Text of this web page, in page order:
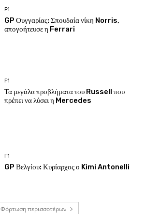
F1
GP Ουγγαρίας: Σπουδαία νίκη Norris,
απογοήτευσε η Ferrari
F1
Τα μεγάλα προβλήματα του Russell που
πρέπει να λύσει η Mercedes
F1
GP Βελγίου: Κυρίαρχος ο Kimi Antonelli
Φόρτωση περισσοτέρων